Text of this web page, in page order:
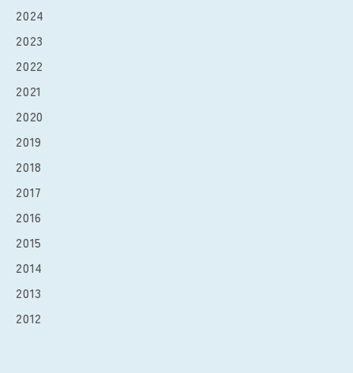
2024
2023
2022
2021
2020
2019
2018
2017
2016
2015
2014
2013
2012